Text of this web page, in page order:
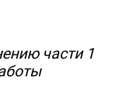
части 1